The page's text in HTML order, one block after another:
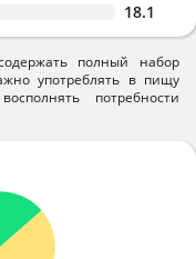
18.1
полный набор
употреблять в пищу
потребности